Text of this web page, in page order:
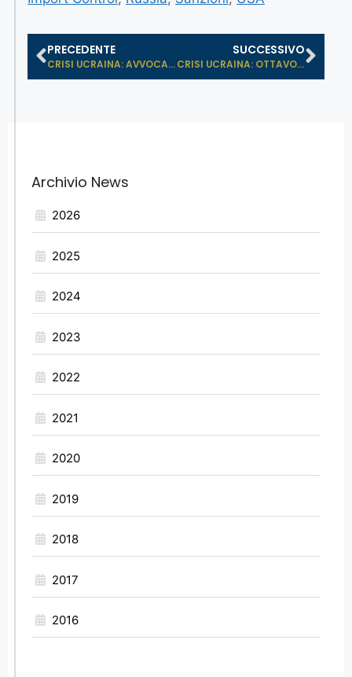
PRECEDENTE
CRISI UCRAINA: AVVOCATO PADOVAN INT...
SUCCESSIVO
CRISI UCRAINA: OTTAVO ROUND DI SANZ...
Archivio News
2026
2025
2024
2023
2022
2021
2020
2019
2018
2017
2016